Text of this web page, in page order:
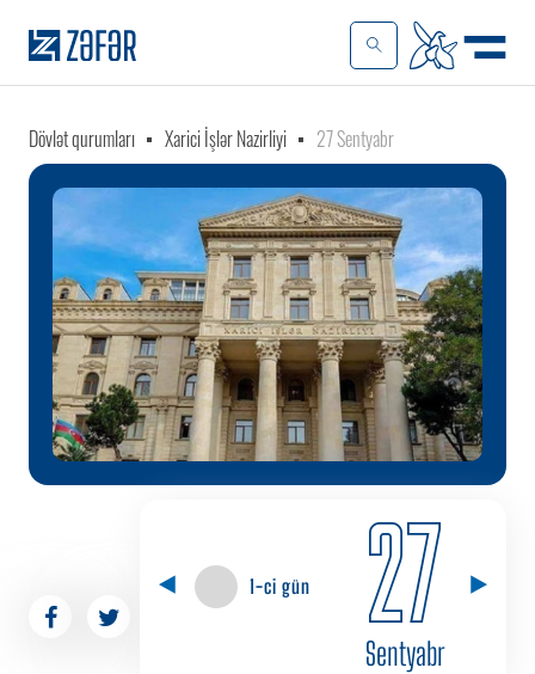
Dövlət qurumları Xarici İşlər Nazirliyi 27 Sentyabr
1-ci gün 27
Sentyabr